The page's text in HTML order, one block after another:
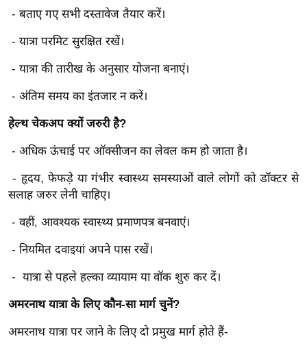
त
टो
व
ज
फ
म
नो
रं
न
त
बॉ
- बताए गए सभी दस्तावेज तैयार करें।
- यात्रा परमिट सुरक्षित रखें।
- यात्रा की तारीख के अनुसार योजना बनाएं।
- अंतिम समय का इंतजार न करें।
हेल्थ चेकअप क्यों जरुरी है?
- अधिक ऊंचाई पर ऑक्सीजन का लेवल कम हो जाता है।
- हृदय, फेफड़े या गंभीर स्वास्थ्य समस्याओं वाले लोगों को डॉक्टर से
सलाह जरुर लेनी चाहिए।
- वहीं, आवश्यक स्वास्थ्य प्रमाणपत्र बनवाएं।
- नियमित दवाइयां अपने पास रखें।
- यात्रा से पहले हल्का व्यायाम या वॉक शुरु कर दें।
अमरनाथ यात्रा के लिए कौन-सा मार्ग चुनें?
अमरनाथ यात्रा पर जाने के लिए दो प्रमुख मार्ग होते हैं-